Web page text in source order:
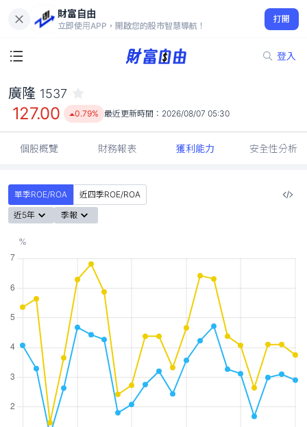
財富自由
立即使用APP，開啟您的股市智慧導航！
打開
登入
127.00
0.79%
廣隆 1537
127.00 0.79% 最近更新時間： 2026/08/07 05:30
個股概覽 財務報表 獲利能力 安全性分析
單季ROE/ROA
近四季ROE/ROA
近5年
季報